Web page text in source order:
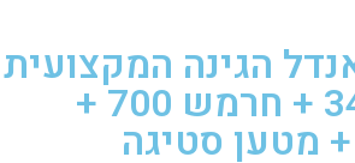
הגינה המקצועית
מכסחת 344e + חרמש 700 +